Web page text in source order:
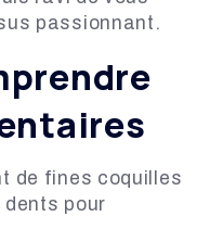
passionnant.
de fines coquilles
pour